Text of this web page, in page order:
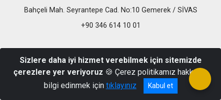
Bahçeli Mah. Seyrantepe Cad. No:10 Gemerek / SİVAS
+90 346 614 10 01
Sizlere daha iyi hizmet verebilmek için sitemizde
çerezlere yer veriyoruz 🍪 Çerez politikamız hakkında
bilgi edinmek için tıklayınız Kabul et